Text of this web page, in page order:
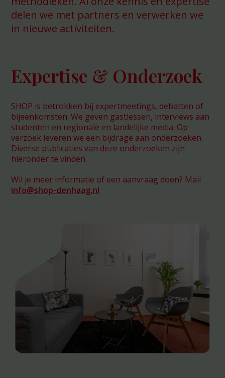
delen we met partners en verwerken we
in nieuwe activiteiten.
Expertise & Onderzoek
SHOP is betrokken bij expertmeetings, debatten of
bijeenkomsten. We geven gastlessen, interviews aan
studenten en regionale en landelijke media. Op
verzoek leveren we een bijdrage aan onderzoeken.
Diverse publicaties van deze onderzoeken zijn
hieronder te vinden.
Wil je meer informatie of een aanvraag doen? Mail
info@shop-denhaag.nl